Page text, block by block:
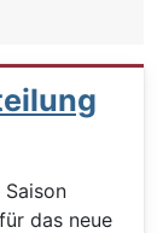
das neue